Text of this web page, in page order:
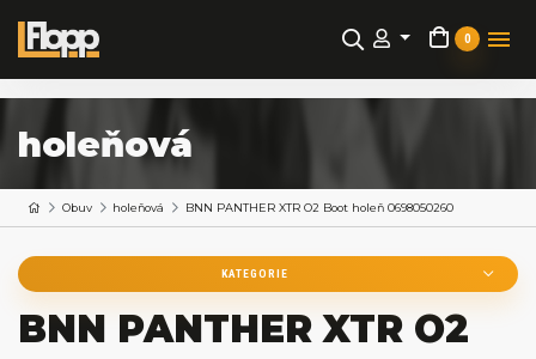
0
holeňová
Obuv holeňová BNN PANTHER XTR O2 Boot holeň 0698050260
KATEGORIE
BNN PANTHER XTR O2